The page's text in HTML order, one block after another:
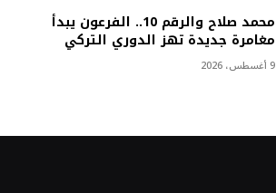
محمد صلاح والرقم 10.. الفرعون يبدأ
مغامرة جديدة تهز الدوري التركي
9 أغسطس، 2026